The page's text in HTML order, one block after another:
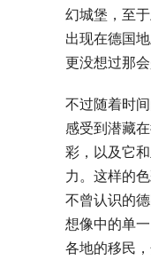
幻城堡，至
出现在德国
更没想过那
不过随着时
感受到潜藏
彩，以及它
力。这样的
不曾认识的
想像中的单
各地的移民